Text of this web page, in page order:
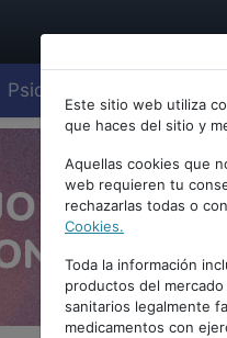
Psiquiatría
Este sitio web utiliza
que haces del sitio y
Aquellas cookies que
web requieren tu
rechazarlas todas o
Cookies.
Toda la información
productos del
sanitarios legalmente
medicamentos con